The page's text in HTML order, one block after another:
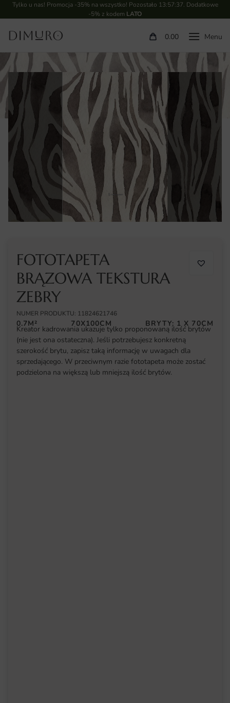
Tylko u nas! Promocja -35% na wszystko! Pozostało 13:57:37. Dodatkowe
-5% z kodem LATO
0.00
FOTOTAPETA
BRĄZOWA TEKSTURA
ZEBRY
NUMER PRODUKTU: 11824621746
0.7M² 70X100CM BRYTY: 1 X 70CM
Kreator kadrowania ukazuje tylko proponowaną ilość brytów
(nie jest ona ostateczna). Jeśli potrzebujesz konkretną
szerokość brytu, zapisz taką informację w uwagach dla
sprzedającego. W przeciwnym razie fototapeta może zostać
podzielona na większą lub mniejszą ilość brytów.